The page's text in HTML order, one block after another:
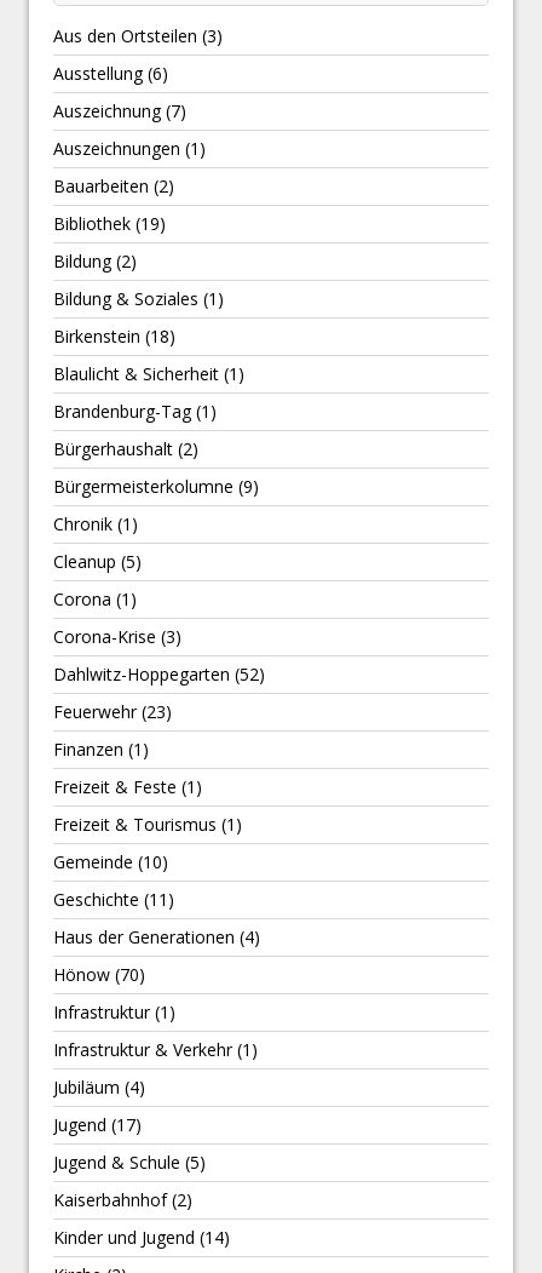
Aus den Ortsteilen (3)
Ausstellung(6)
Auszeichnung(7)
Auszeichnungen (1)
Bauarbeiten (2)
Bibliothek (19)
Bildung(2)
Bildung & Soziales (1)
Birkenstein (18)
Blaulicht & Sicherheit (1)
Brandenburg-Tag(1)
Bürgerhaushalt (2)
Bürgermeisterkolumne (9)
Chronik (1)
Cleanup (5)
Corona (1)
Corona-Krise (3)
Dahlwitz-Hoppegarten (52)
Feuerwehr(23)
Finanzen (1)
Freizeit & Feste (1)
Freizeit & Tourismus (1)
Gemeinde (10)
Geschichte (11)
Haus der Generationen (4)
Hönow (70)
Infrastruktur(1)
Infrastruktur & Verkehr(1)
Jubiläum (4)
Jugend (17)
Jugend & Schule (5)
Kaiserbahnhof(2)
Kinder und Jugend (14)